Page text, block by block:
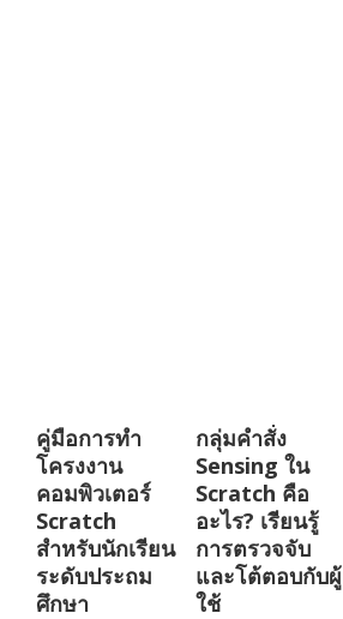
คู่มือการทำ
โครงงาน
คอมพิวเตอร์
Scratch
สำหรับนักเรียน
ระดับประถม
ศึกษา
กลุ่มคำสั่ง
Sensing ใน
Scratch คือ
อะไร? เรียนรู้
การตรวจจับ
และโต้ตอบกับผู้
ใช้